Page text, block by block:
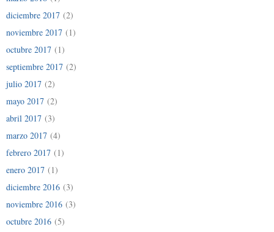
diciembre 2017 (2)
noviembre 2017 (1)
octubre 2017 (1)
septiembre 2017 (2)
julio 2017 (2)
mayo 2017 (2)
abril 2017 (3)
marzo 2017 (4)
febrero 2017 (1)
enero 2017 (1)
diciembre 2016 (3)
noviembre 2016 (3)
octubre 2016 (5)